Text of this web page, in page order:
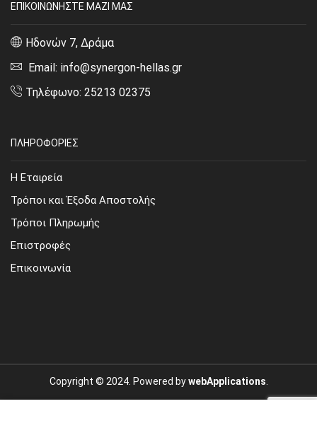
ΕΠΙΚΟΙΝΩΝΗΣΤΕ ΜΑΖΙ ΜΑΣ
Ηδονών 7, Δράμα
Email: info@synergon-hellas.gr
Τηλέφωνο: 25213 02375
ΠΛΗΡΟΦΟΡΙΕΣ
Η Εταιρεία
Τρόποι και Έξοδα Αποστολής
Τρόποι Πληρωμής
Επιστροφές
Επικοινωνία
Copyright © 2024. Powered bywebApplications